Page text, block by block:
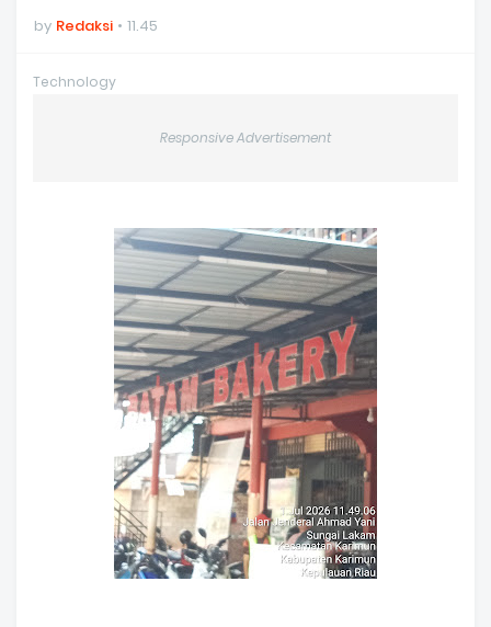
by Redaksi 11.45
Technology
Responsive Advertisement